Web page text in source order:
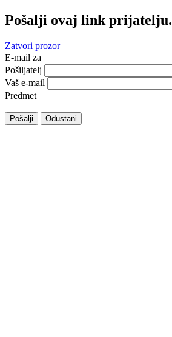
Pošalji ovaj link prijatelju.
Zatvori prozor
E-mail za
Pošiljatelj
Vaš e-mail
Predmet
Pošalji Odustani